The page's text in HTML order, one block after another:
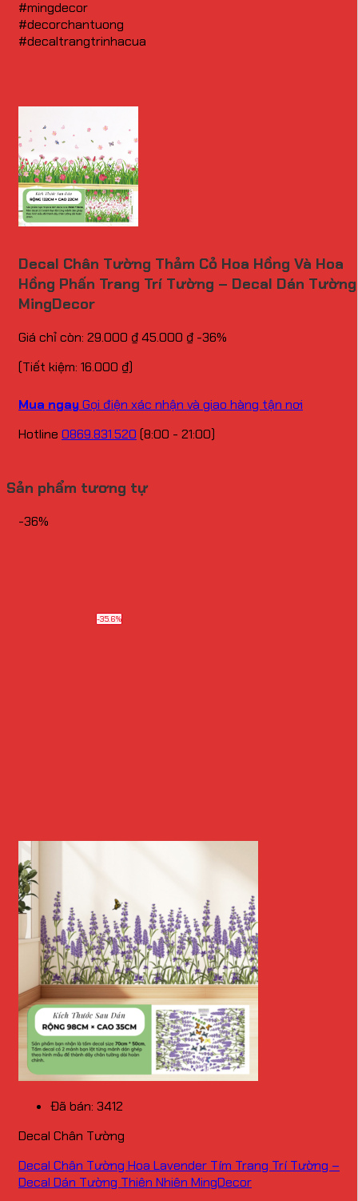
#mingdecor
#decorchantuong
#decaltrangtrinhacua
Decal Chân Tường Thảm Cỏ Hoa Hồng Và Hoa
Hồng Phấn Trang Trí Tường – Decal Dán Tường
MingDecor
Giá chỉ còn: 29.000 ₫45.000 ₫ -36%
(Tiết kiệm: 16.000 ₫)
Mua ngayGọi điện xác nhận và giao hàng tận nơi
Hotline 0869.831.520 (8:00 - 21:00)
Sản phẩm tương tự
-36%
Đã bán: 3412
Decal Chân Tường
Decal Chân Tường Hoa Lavender Tím Trang Trí Tường –
Decal Dán Tường Thiên Nhiên MingDecor
-35.6%